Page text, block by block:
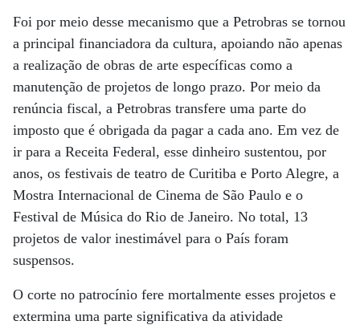
Foi por meio desse mecanismo que a Petrobras se tornou
a principal financiadora da cultura, apoiando não apenas
a realização de obras de arte específicas como a
manutenção de projetos de longo prazo. Por meio da
renúncia fiscal, a Petrobras transfere uma parte do
imposto que é obrigada da pagar a cada ano. Em vez de
ir para a Receita Federal, esse dinheiro sustentou, por
anos, os festivais de teatro de Curitiba e Porto Alegre, a
Mostra Internacional de Cinema de São Paulo e o
Festival de Música do Rio de Janeiro. No total, 13
projetos de valor inestimável para o País foram
suspensos.
O corte no patrocínio fere mortalmente esses projetos e
extermina uma parte significativa da atividade